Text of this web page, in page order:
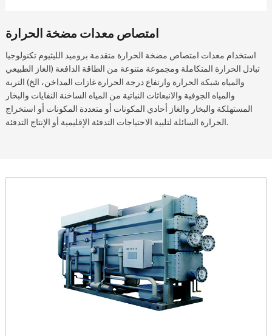
امتصاص معدات مضخة الحرارة
استخدام معدات امتصاص مضخة الحرارة متقدمة بروميد الليثيوم تكنولوجيا
تبادل الحرارة المتكاملة ومجموعة متنوعة من الطاقة الدافعة (الغاز الطبيعي
والمياه شبكة الحرارة وارتفاع درجة الحرارة غازات المداخن، الخ) التربة
والمياه الجوفية والانبعاثات النباتية من المياه الساخنة النفايات والبخار
المستهلكة والبخار والغاز أحادي المكونات أو متعددة المكونات أو استخراج
الحرارة السائلة لتلبية الاحتياجات التدفئة الإقليمية أو الإنتاج التدفئة.